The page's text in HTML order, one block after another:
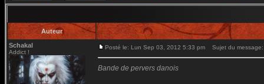
Auteur
Schakal
Addict !
Posté le: Lun Sep 03, 2012 5:33 pm Sujet du message:
Bande de pervers danois